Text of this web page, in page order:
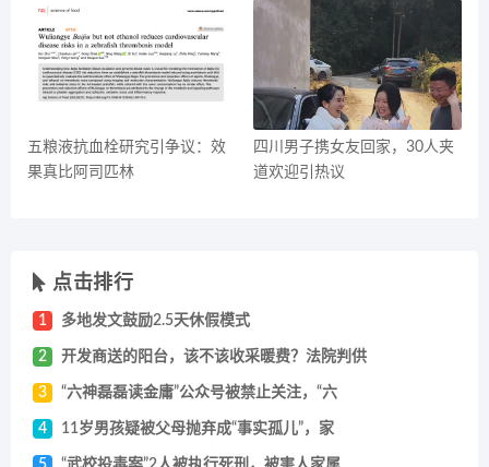
五粮液抗血栓研究引争议：效
果真比阿司匹林
四川男子携女友回家，30人夹
道欢迎引热议
点击排行
1 多地发文鼓励2.5天休假模式
2 开发商送的阳台，该不该收采暖费？法院判供
3 “六神磊磊读金庸”公众号被禁止关注，“六
4 11岁男孩疑被父母抛弃成“事实孤儿”，家